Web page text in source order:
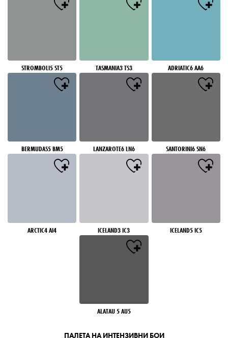
STROMBOLI5 ST5 TASMANIA3 TS3 ADRIATIC6 AA6
BERMUDAS5 BM5 LANZAROTE6 LN6 SANTORINI6 SN6
ARCTIC4 AI4 ICELAND3 IC3 ICELAND5 IC5
ALATAU 5 AU5
ПАЛЕТА НА ИНТЕНЗИВНИ БОИ